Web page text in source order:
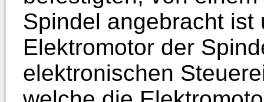
Spindel angebracht
Elektromotor der
elektronischen